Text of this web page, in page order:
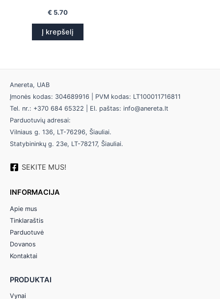
€ 5.70
Į krepšelį
Anereta, UAB
Įmonės kodas: 304689916 | PVM kodas: LT100011716811
Tel. nr.: +370 684 65322 | El. paštas: info@anereta.lt
Parduotuvių adresai:
Vilniaus g. 136, LT-76296, Šiauliai.
Statybininkų g. 23e, LT-78217, Šiauliai.
SEKITE MUS!
INFORMACIJA
Apie mus
Tinklaraštis
Parduotuvė
Dovanos
Kontaktai
PRODUKTAI
Vynai